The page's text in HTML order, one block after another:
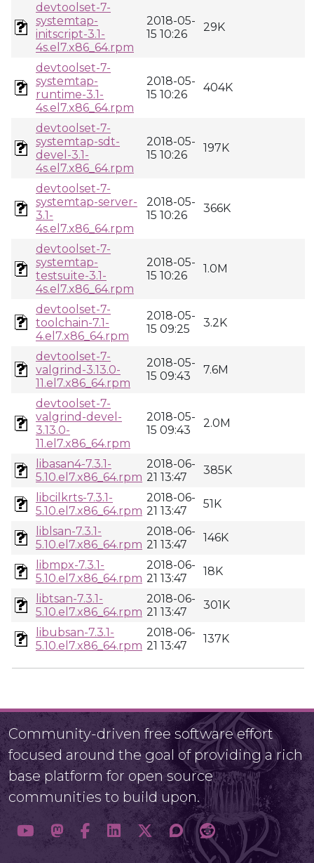
devtoolset-7-
systemtap-
initscript-3.1-
4s.el7.x86_64.rpm
2018-05-
15 10:26
29K
devtoolset-7-
systemtap-
runtime-3.1-
4s.el7.x86_64.rpm
2018-05-
15 10:26
404K
devtoolset-7-
systemtap-sdt-
devel-3.1-
4s.el7.x86_64.rpm
2018-05-
15 10:26
197K
devtoolset-7-
systemtap-server-
3.1-
4s.el7.x86_64.rpm
2018-05-
15 10:26
366K
devtoolset-7-
systemtap-
testsuite-3.1-
4s.el7.x86_64.rpm
2018-05-
15 10:26
1.0M
devtoolset-7-
toolchain-7.1-
4.el7.x86_64.rpm
2018-05-
15 09:25
3.2K
devtoolset-7-
valgrind-3.13.0-
11.el7.x86_64.rpm
2018-05-
15 09:43
7.6M
devtoolset-7-
valgrind-devel-
3.13.0-
11.el7.x86_64.rpm
2018-05-
15 09:43
2.0M
libasan4-7.3.1-
5.10.el7.x86_64.rpm
2018-06-
21 13:47
385K
libcilkrts-7.3.1-
5.10.el7.x86_64.rpm
2018-06-
21 13:47
51K
liblsan-7.3.1-
5.10.el7.x86_64.rpm
2018-06-
21 13:47
146K
libmpx-7.3.1-
5.10.el7.x86_64.rpm
2018-06-
21 13:47
18K
libtsan-7.3.1-
5.10.el7.x86_64.rpm
2018-06-
21 13:47
301K
libubsan-7.3.1-
5.10.el7.x86_64.rpm
2018-06-
21 13:47
137K
Community-driven free software effort
focused around the goal of providing a rich
base platform for open source
communities to build upon.